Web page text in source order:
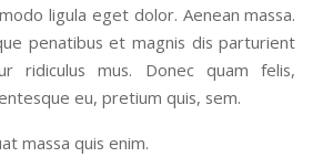
ligula eget dolor. Aenean massa.
penatibus et magnis dis parturient
ridiculus mus. Donec quam felis,
eu, pretium quis, sem.
massa quis enim.